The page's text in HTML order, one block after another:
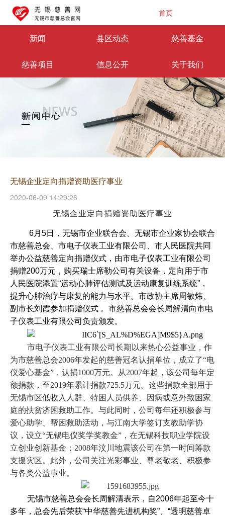
首页
新闻 县区动态 慈善基金
慈善项目 信息公开 关于我们
无锡企业定向捐赠资助医疗事业
2020-06-09 14:29:26
无锡企业定向捐赠资助医疗事业
6月 5日，无锡市企业联合会、无锡市企业家协会联合
市慈善总会、市电子仪表工业有限公司、市人民医院共同
举办公益慈善定向捐赠仪式，由市电子仪表工业有限公司
捐赠200万元，购买瑞士席勒公司有关设备，定向用于市
人民医院添置“运动心肺评估测试及运动康复训练系统” ，
提升心肺治疗与康复的能力与水平。市政协主席周敏炜、
副市长刘霞参加捐赠仪式 。市慈善总会会长周解清向市电
子仪表工业有限公司负责颁发。
市电子仪表工业有限公司长期以来热心公益事业，作
为市慈善总会2006年发起的慈善冠名认捐单位，成立了“电
仪爱心基金”，认捐1000万元。从2007年起，该公司每年定
额捐款，至2019年累计捐款725.5万元。这些捐款全部用于
无锡市区低收入人群、特困人员供养、因病或意外致困家
庭的扶贫济困救助工作。与此同时，公司每年还积极参与
爱心助学、帮困救助活动，与江南大学签订支教助学协
议，设立“无锡电仪奖学奖教金”，在无锡科技职业学院设
立创业创新基金；2008年汶川地震该公司在第一时间筹款
支援灾区。此外，公司关注光彩事业、尊老敬老、积极参
与各类公益事业。
无锡市慈善总会会长周解清表示，自2006年起至今十
多年，总会先后荣获“中华慈善先进机构奖” “透明慈善卓